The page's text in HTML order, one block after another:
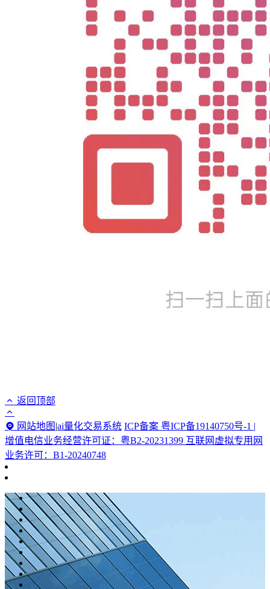
返回顶部
网站地图 |ai量化交易系统 ICP备案 粤ICP备19140750号-1 |
增值电信业务经营许可证：粤B2-20231399 互联网虚拟专用网
业务许可：B1-20240748